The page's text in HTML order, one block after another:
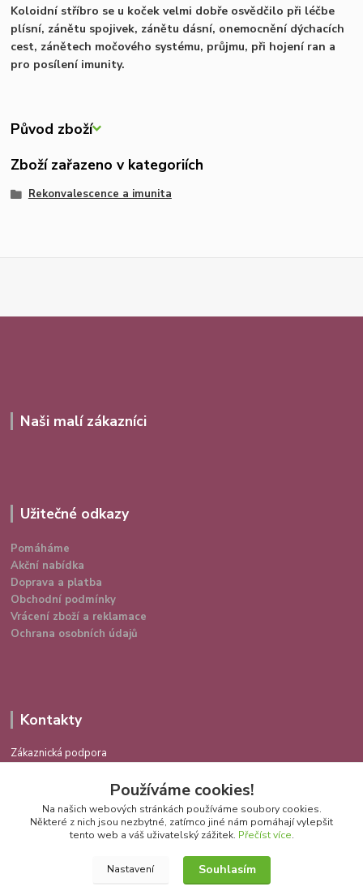
Koloidní stříbro se u koček velmi dobře osvědčilo při léčbe
plísní, zánětu spojivek, zánětu dásní, onemocnění dýchacích
cest, zánětech močového systému, průjmu, při hojení ran a
pro posílení imunity.
Původ zboží
Zboží zařazeno v kategoriích
Rekonvalescence a imunita
Naši malí zákazníci
Užitečné odkazy
Pomáháme
Akční nabídka
Doprava a platba
Obchodní podmínky
Vrácení zboží a reklamace
Ochrana osobních údajů
Kontakty
Zákaznická podpora
info@spokojenakocka.cz
Používáme cookies!
Na našich webových stránkách používáme soubory cookies.
Některé z nich jsou nezbytné, zatímco jiné nám pomáhají vylepšit
tento web a váš uživatelský zážitek. Přečíst více.
Nastavení Souhlasím